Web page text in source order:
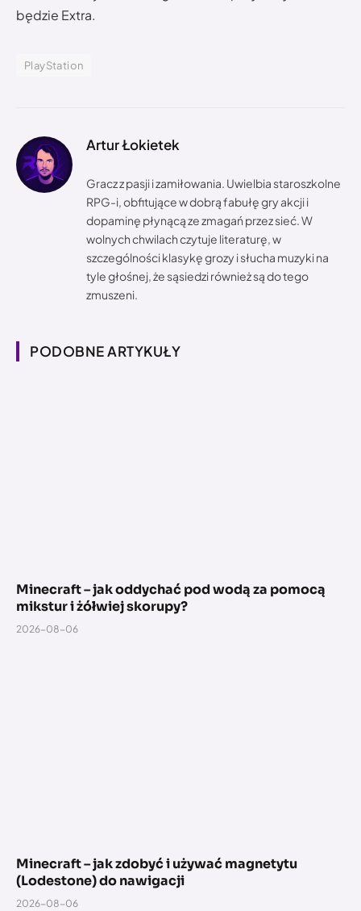
będzie Extra.
PlayStation
Artur Łokietek
Gracz z pasji i zamiłowania. Uwielbia staroszkolne
RPG-i, obfitujące w dobrą fabułę gry akcji i
dopaminę płynącą ze zmagań przez sieć. W
wolnych chwilach czytuje literaturę, w
szczególności klasykę grozy i słucha muzyki na
tyle głośnej, że sąsiedzi również są do tego
zmuszeni.
PODOBNE ARTYKUŁY
Minecraft – jak oddychać pod wodą za pomocą
mikstur i żółwiej skorupy?
2026-08-06
Minecraft – jak zdobyć i używać magnetytu
(Lodestone) do nawigacji
2026-08-06